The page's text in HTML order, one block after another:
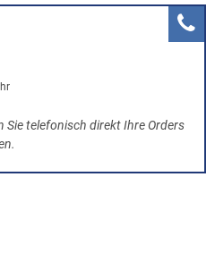
Sie telefonisch direkt Ihre Orders